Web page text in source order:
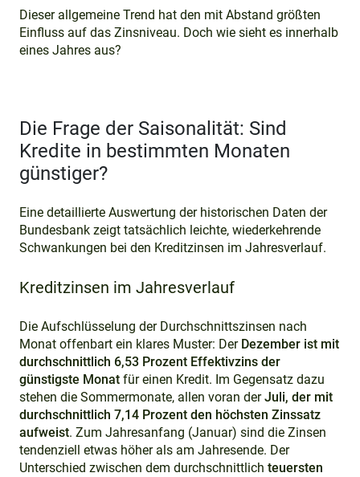
Dieser allgemeine Trend hat den mit Abstand größten
Einfluss auf das Zinsniveau. Doch wie sieht es innerhalb
eines Jahres aus?
Die Frage der Saisonalität: Sind
Kredite in bestimmten Monaten
günstiger?
Eine detaillierte Auswertung der historischen Daten der
Bundesbank zeigt tatsächlich leichte, wiederkehrende
Schwankungen bei den Kreditzinsen im Jahresverlauf.
Kreditzinsen im Jahresverlauf
Die Aufschlüsselung der Durchschnittszinsen nach
Monat offenbart ein klares Muster: Der Dezember ist mit
durchschnittlich 6,53 Prozent Effektivzins der
günstigste Monat für einen Kredit. Im Gegensatz dazu
stehen die Sommermonate, allen voran derJuli, der mit
durchschnittlich 7,14 Prozent den höchsten Zinssatz
aufweist. Zum Jahresanfang (Januar) sind die Zinsen
tendenziell etwas höher als am Jahresende. Der
Unterschied zwischen dem durchschnittlich teuersten